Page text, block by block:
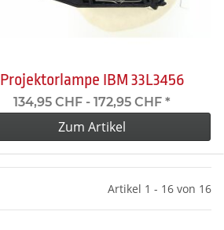
Projektorlampe IBM 33L3456
134,95 CHF - 172,95 CHF *
Zum Artikel
Artikel 1 - 16 von 16